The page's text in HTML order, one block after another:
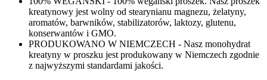
kreatynowy jest wolny od stearynianu magnezu, żelatyny,
aromatów, barwników, stabilizatorów, laktozy, glutenu,
konserwantów i GMO.
PRODUKOWANO W NIEMCZECH - Nasz monohydrat
kreatyny w proszku jest produkowany w Niemczech zgodnie
z najwyższymi standardami jakości.